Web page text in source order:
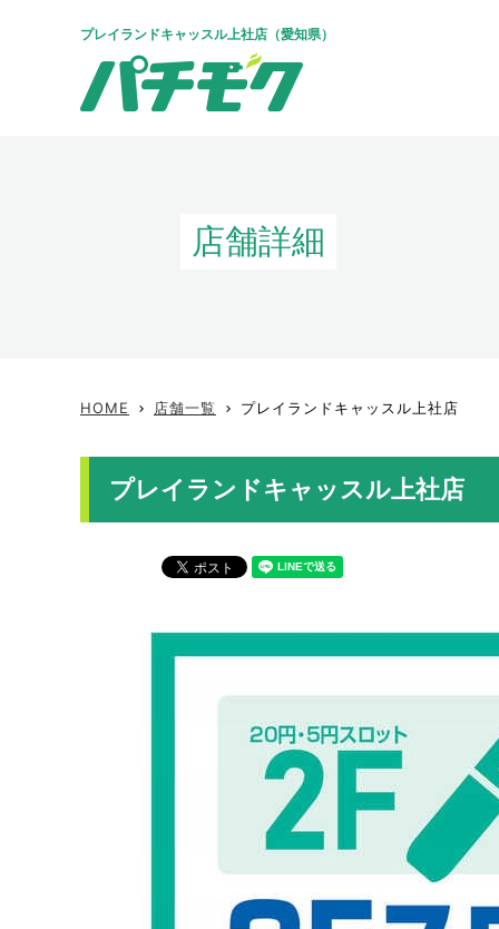
プレイランドキャッスル上社店（愛知県）
店舗詳細
HOME keyboard_arrow_right 店舗一覧 keyboard_arrow_right プレイランドキャッスル上社店
プレイランドキャッスル上社店